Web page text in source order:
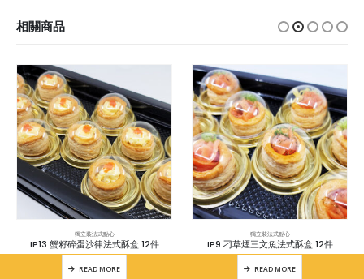
相關商品
獨立裝法式點心
IP13 蟹籽碎蛋沙律法式酥盒 12件
READ MORE
獨立裝法式點心
IP9 刁草煙三文魚法式酥盒 12件
READ MORE